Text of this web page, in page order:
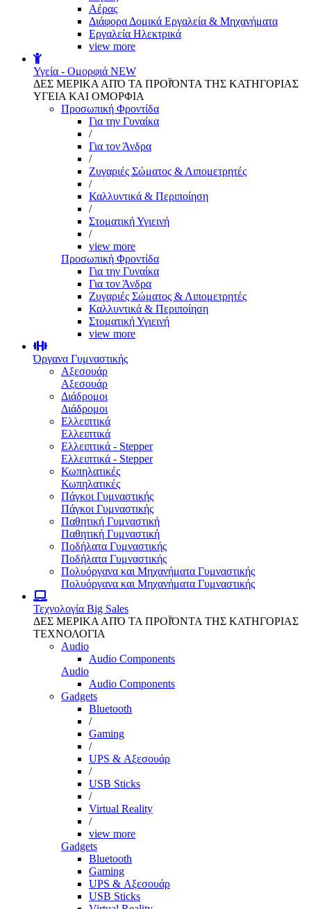
Αέρας
Διάφορα Δομικά Εργαλεία & Μηχανήματα
Εργαλεία Ηλεκτρικά
view more
Υγεία - Ομορφιά NEW
ΔΕΣ ΜΕΡΙΚΑ ΑΠΌ ΤΑ ΠΡΟΪΌΝΤΑ ΤΗΣ ΚΑΤΗΓΟΡΙΑΣ
ΥΓΕΙΑ ΚΑΙ ΟΜΟΡΦΙΑ
Προσωπική Φροντίδα
Για την Γυναίκα
/
Για τον Άνδρα
/
Ζυγαριές Σώματος & Λιπομετρητές
/
Καλλυντικά & Περιποίηση
/
Στοματική Υγιεινή
/
view more
Προσωπική Φροντίδα
Για την Γυναίκα
Για τον Άνδρα
Ζυγαριές Σώματος & Λιπομετρητές
Καλλυντικά & Περιποίηση
Στοματική Υγιεινή
view more
Όργανα Γυμναστικής
Αξεσουάρ
Αξεσουάρ
Διάδρομοι
Διάδρομοι
Ελλειπτικά
Ελλειπτικά
Ελλειπτικά - Stepper
Ελλειπτικά - Stepper
Κωπηλατικές
Κωπηλατικές
Πάγκοι Γυμναστικής
Πάγκοι Γυμναστικής
Παθητική Γυμναστική
Παθητική Γυμναστική
Ποδήλατα Γυμναστικής
Ποδήλατα Γυμναστικής
Πολυόργανα και Μηχανήματα Γυμναστικής
Πολυόργανα και Μηχανήματα Γυμναστικής
Τεχνολογία Big Sales
ΔΕΣ ΜΕΡΙΚΑ ΑΠΌ ΤΑ ΠΡΟΪΌΝΤΑ ΤΗΣ ΚΑΤΗΓΟΡΙΑΣ
ΤΕΧΝΟΛΟΓΙΑ
Audio
Audio Components
Audio
Audio Components
Gadgets
Bluetooth
/
Gaming
/
UPS & Αξεσουάρ
/
USB Sticks
/
Virtual Reality
/
view more
Gadgets
Bluetooth
Gaming
UPS & Αξεσουάρ
USB Sticks